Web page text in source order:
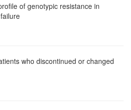
of genotypic resistance in
who discontinued or changed